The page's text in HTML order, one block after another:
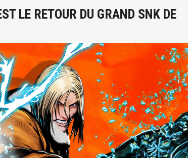
LE RETOUR DU GRAND SNK DE